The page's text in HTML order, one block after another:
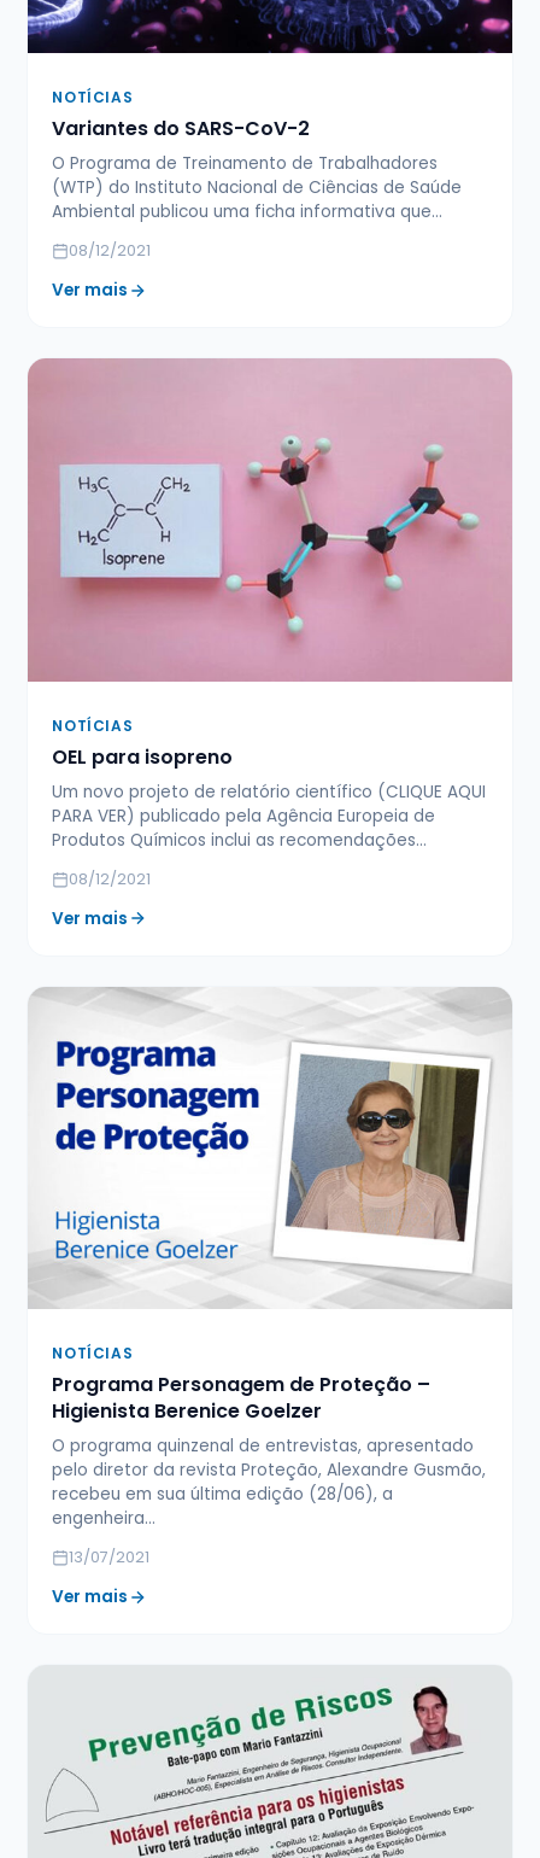
NOTÍCIAS
Variantes do SARS-CoV-2
O Programa de Treinamento de Trabalhadores
(WTP) do Instituto Nacional de Ciências de Saúde
Ambiental publicou uma ficha informativa que…
08/12/2021
Ver mais
NOTÍCIAS
OEL para isopreno
Um novo projeto de relatório científico (CLIQUE AQUI
PARA VER) publicado pela Agência Europeia de
Produtos Químicos inclui as recomendações…
08/12/2021
Ver mais
NOTÍCIAS
Programa Personagem de Proteção –
Higienista Berenice Goelzer
O programa quinzenal de entrevistas, apresentado
pelo diretor da revista Proteção, Alexandre Gusmão,
recebeu em sua última edição (28/06), a
engenheira…
13/07/2021
Ver mais